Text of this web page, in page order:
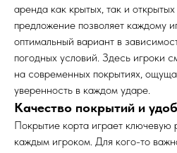
аренда как крытых, так и
предложение позволяет каждому
оптимальный вариант в
погодных условий. Здесь игроки
на современных покрытиях,
уверенность в каждом ударе.
Качество покрытий и
Покрытие корта играет ключевую
каждым игроком. Для кого-то